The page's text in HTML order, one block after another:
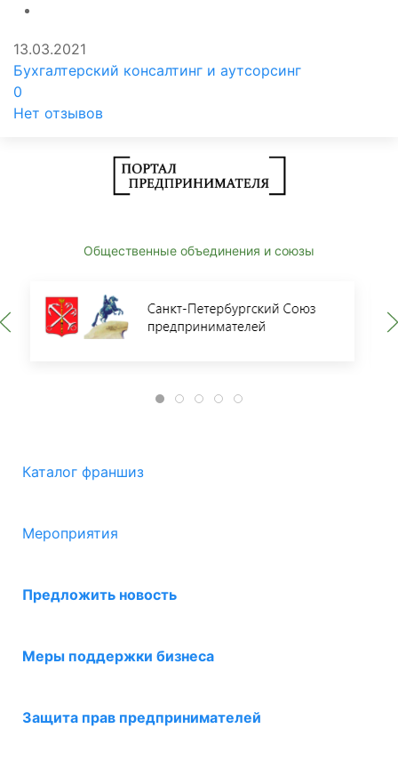
13.03.2021
Бухгалтерский консалтинг и аутсорсинг
0
Нет отзывов
Общественные объединения и союзы
Каталог франшиз
Мероприятия
Предложить новость
Меры поддержки бизнеса
Защита прав предпринимателей